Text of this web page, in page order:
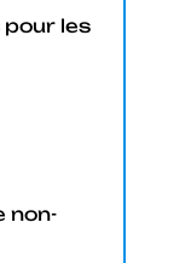
les
non-